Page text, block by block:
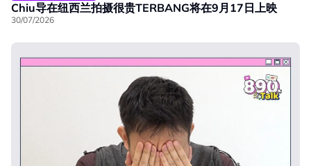
Chiu导在纽西兰拍摄很贵TERBANG将在9月17日上映
30/07/2026